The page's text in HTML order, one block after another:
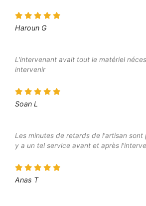
Haroun G
L'intervenant avait tout le matériel
intervenir
Soan L
Les minutes de retards de l'artisan sont
y a un tel service avant et après
Anas T